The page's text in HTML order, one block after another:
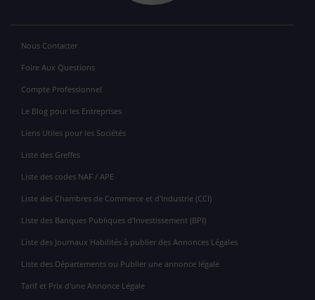
Nous Contacter
Foire Aux Questions
Compte Professionnel
Le Blog pour les Entreprises
Liens Utiles pour les Sociétés
Liste des Greffes
Liste des codes NAF / APE
Liste des Chambres de Commerce et d'Industrie (CCI)
Liste des Banques Publiques d'Investissement (BPI)
Liste des Journaux Habilités à publier des Annonces Légales
Liste des Départements ou Publier une annonce légale
Tarif et Prix d'une Annonce Légale